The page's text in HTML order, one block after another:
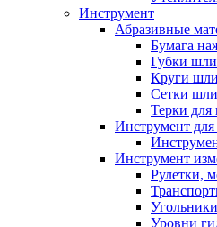
Инструмент
Абразивные
Бумага
Губки
Круги
Сетки
Терки
Инструмент для
Инструмент
Рулетки,
Угольники
Уровни